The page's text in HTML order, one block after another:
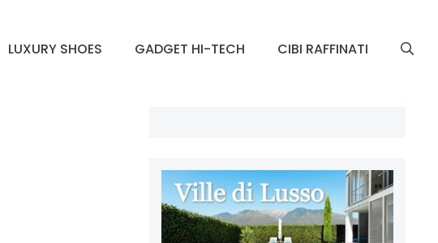
LUXURY SHOES GADGET HI-TECH CIBI RAFFINATI